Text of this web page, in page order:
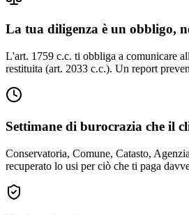
La tua diligenza è un obbligo,
L'art. 1759 c.c. ti obbliga a comunicare
restituita (art. 2033 c.c.). Un report
Settimane di burocrazia che il
Conservatoria, Comune, Catasto,
recuperato lo usi per ciò che ti paga